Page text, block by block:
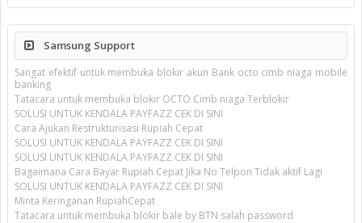
Samsung Support
Sangat efektif untuk membuka blokir akun Bank octo cimb niaga mobile
banking
Tatacara untuk membuka blokir OCTO Cimb niaga Terblokir
SOLUSI UNTUK KENDALA PAYFAZZ CEK DI SINI
Cara Ajukan Restrukturisasi Rupiah Cepat
SOLUSI UNTUK KENDALA PAYFAZZ CEK DI SINI
SOLUSI UNTUK KENDALA PAYFAZZ CEK DI SINI
Bagaimana Cara Bayar Rupiah Cepat Jika No Telpon Tidak aktif Lagi
SOLUSI UNTUK KENDALA PAYFAZZ CEK DI SINI
Minta Keringanan RupiahCepat
Tatacara untuk membuka blokir bale by BTN salah password